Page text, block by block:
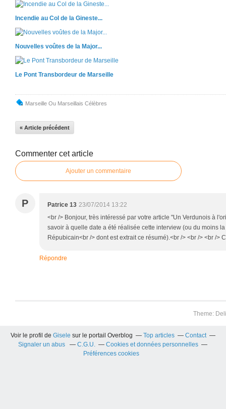
Incendie au Col de la Gineste...
Nouvelles voûtes de la Major...
Le Pont Transbordeur de Marseille
Marseille Ou Marseillais Célèbres
« Article précédent
Commenter cet article
Ajouter un commentaire
P Patrice 13 23/07/2014 13:22
<br /> Bonjour, très intéressé par votre article "Un Verdunois à
savoir à quelle date a été réalisée cette interview (ou du moins
Répubicain<br /> dont est extrait ce résumé).<br /> <br /> <br />
Répondre
Theme:
Voir le profil de Gisele sur le portail Overblog Top articles
Contact
Signaler un abus
C.G.U.
Cookies et données personnelles
Préférences cookies